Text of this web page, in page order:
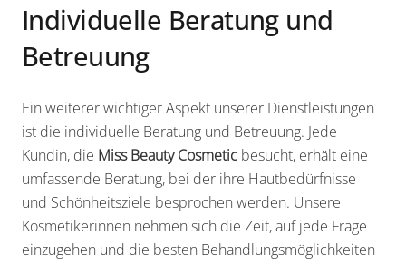
Individuelle Beratung und
Betreuung
Ein weiterer wichtiger Aspekt unserer Dienstleistungen
ist die individuelle Beratung und Betreuung. Jede
Kundin, die Miss Beauty Cosmetic besucht, erhält eine
umfassende Beratung, bei der ihre Hautbedürfnisse
und Schönheitsziele besprochen werden. Unsere
Kosmetikerinnen nehmen sich die Zeit, auf jede Frage
einzugehen und die besten Behandlungsmöglichkeiten